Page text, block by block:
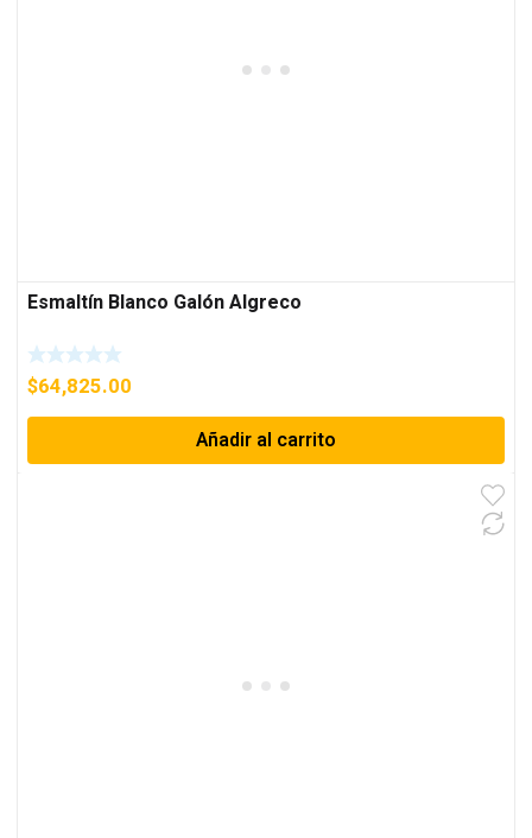
Esmaltín Blanco Galón Algreco
$64,825.00
Añadir al carrito